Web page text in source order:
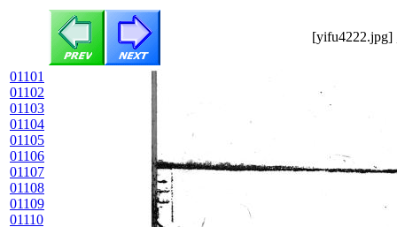
[yifu4222.jpg]
01101
01102
01103
01104
01105
01106
01107
01108
01109
01110